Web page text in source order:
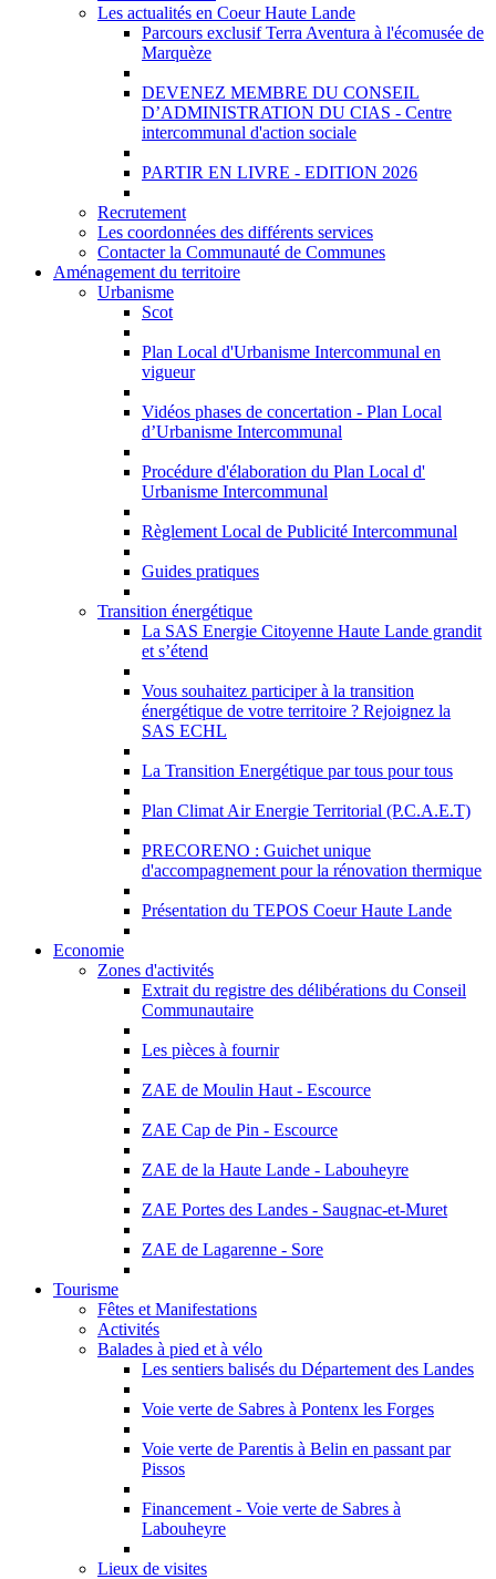
Les actualités en Coeur Haute Lande
Parcours exclusif Terra Aventura à l'écomusée de
Marquèze
DEVENEZ MEMBRE DU CONSEIL
D’ADMINISTRATION DU CIAS - Centre
intercommunal d'action sociale
PARTIR EN LIVRE - EDITION 2026
Recrutement
Les coordonnées des différents services
Contacter la Communauté de Communes
Aménagement du territoire
Urbanisme
Scot
Plan Local d'Urbanisme Intercommunal en
vigueur
Vidéos phases de concertation - Plan Local
d’Urbanisme Intercommunal
Procédure d'élaboration du Plan Local d'
Urbanisme Intercommunal
Règlement Local de Publicité Intercommunal
Guides pratiques
Transition énergétique
La SAS Energie Citoyenne Haute Lande grandit
et s’étend
Vous souhaitez participer à la transition
énergétique de votre territoire ? Rejoignez la
SAS ECHL
La Transition Energétique par tous pour tous
Plan Climat Air Energie Territorial (P.C.A.E.T)
PRECORENO : Guichet unique
d'accompagnement pour la rénovation thermique
Présentation du TEPOS Coeur Haute Lande
Economie
Zones d'activités
Extrait du registre des délibérations du Conseil
Communautaire
Les pièces à fournir
ZAE de Moulin Haut - Escource
ZAE Cap de Pin - Escource
ZAE de la Haute Lande - Labouheyre
ZAE Portes des Landes - Saugnac-et-Muret
ZAE de Lagarenne - Sore
Tourisme
Fêtes et Manifestations
Activités
Balades à pied et à vélo
Les sentiers balisés du Département des Landes
Voie verte de Sabres à Pontenx les Forges
Voie verte de Parentis à Belin en passant par
Pissos
Financement - Voie verte de Sabres à
Labouheyre
Lieux de visites